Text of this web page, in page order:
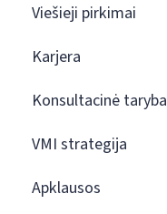
Viešieji pirkimai
Karjera
Konsultacinė taryba
VMI strategija
Apklausos